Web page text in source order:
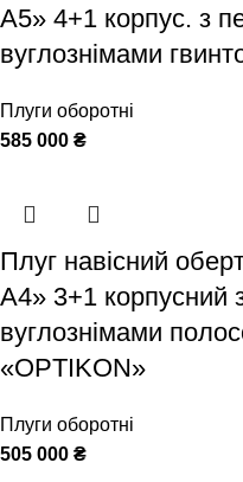
А5» 4+1 корпус. з
вуглознімами
Плуги оборотні
585 000 ₴
Плуг навісний
А4» 3+1 корпусний
вуглознімами
«OPTIKON»
Плуги оборотні
505 000 ₴